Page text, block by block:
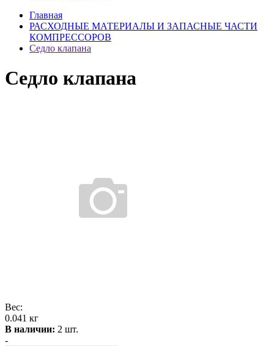
Главная
РАСХОДНЫЕ МАТЕРИАЛЫ И ЗАПАСНЫЕ ЧАСТИ
КОМПРЕССОРОВ
Седло клапана
Седло клапана
Вес:
0.041 кг
В наличии: 2 шт.
-